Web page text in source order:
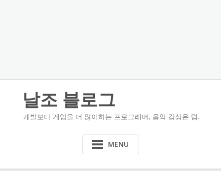
날조 블로그
개발보다 게임을 더 많이하는 프로그래머, 음악 감상은 덤.
MENU